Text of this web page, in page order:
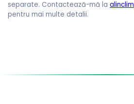
separate. Contactează-mă la
pentru mai multe detalii.